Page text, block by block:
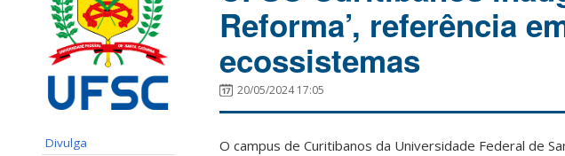
Divulga
Reforma’, referência
ecossistemas
20/05/2024 17:05
O campus de Curitibanos da Universidade Federal de